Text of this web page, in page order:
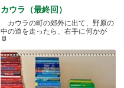
カウラ（最終回）
カウラの町の郊外に出て、野原の
中の道を走ったら、右手に何かが
見.....